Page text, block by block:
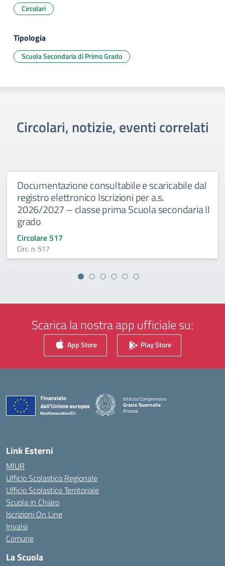
Circolari
Tipologia
Scuola Secondaria di Primo Grado
Circolari, notizie, eventi correlati
Documentazione consultabile e scaricabile dal
registro elettronico Iscrizioni per a.s.
2026/2027 – classe prima Scuola secondaria II
grado
Circolare 517
Circ. n. 517
Scarica la nostra app ufficiale su:
App Store Play Store
Istituto Comprensivo
Grazie Tavernelle
Ancona
Link Esterni
MIUR
Ufficio Scolastico Regionale
Ufficio Scolastico Territoriale
Scuola in Chiaro
Iscrizioni On Line
Invalsi
Comune
La Scuola